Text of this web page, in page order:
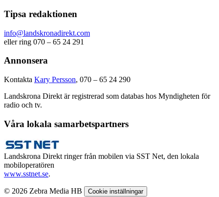
Tipsa redaktionen
info@landskronadirekt.com
eller ring 070 – 65 24 291
Annonsera
Kontakta Kary Persson, 070 – 65 24 290
Landskrona Direkt är registrerad som databas hos Myndigheten för
radio och tv.
Våra lokala samarbetspartners
Landskrona Direkt ringer från mobilen via SST Net, den lokala
mobiloperatören
www.sstnet.se.
© 2026 Zebra Media HB Cookie inställningar